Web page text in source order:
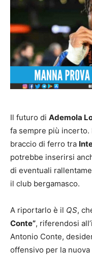
Il futuro di Ademola
fa sempre più incerto.
braccio di ferro tra
potrebbe inserirsi
di eventuali
il club bergamasco.
A riportarlo è il QS,
Conte”, riferendosi
Antonio Conte,
offensivo per la nuova